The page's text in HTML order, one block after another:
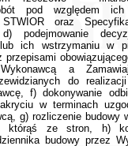
pod względem
STWIOR oraz
d) podejmowanie
lub ich wstrzymaniu w
przepisami
a
do
f) dokonywanie
w terminach
g) rozliczenie budowy
którąś ze stron, h)
budowy przez